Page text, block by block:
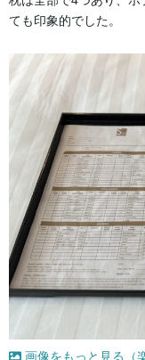
ても印象的でした。
画像をもっと見る（